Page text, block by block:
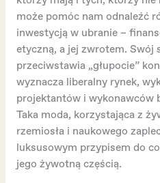
może pomóc nam odnaleźć
inwestycją w ubranie –
etyczną, a jej zwrotem. Swój
przeciwstawia „głupocie”
wyznacza liberalny rynek,
projektantów i wykonawców
Taka moda, korzystająca z
rzemiosła i naukowego
luksusowym przypisem do
jego żywotną częścią.